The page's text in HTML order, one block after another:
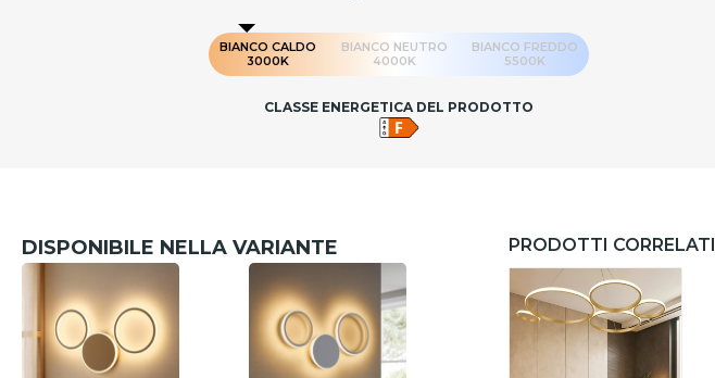
BIANCO CALDO
3000K
BIANCO NEUTRO
4000K
BIANCO FREDDO
5500K
CLASSE ENERGETICA DEL PRODOTTO
DISPONIBILE NELLA VARIANTE PRODOTTI CORRELATI